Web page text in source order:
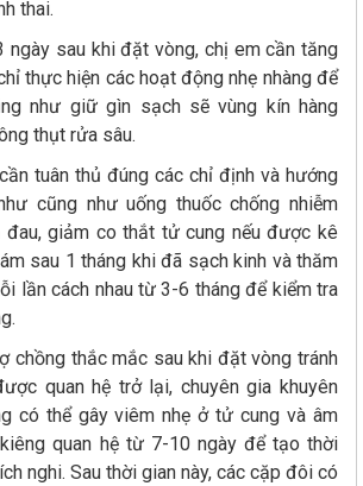
thai.
ngày sau khi đặt vòng, chị em cần tăng
thực hiện các hoạt động nhẹ nhàng để
như giữ gìn sạch sẽ vùng kín hàng
thụt rửa sâu.
tuân thủ đúng các chỉ định và hướng
cũng như uống thuốc chống nhiễm
đau, giảm co thắt tử cung nếu được kê
sau 1 tháng khi đã sạch kinh và thăm
lần cách nhau từ 3-6 tháng để kiểm tra
chồng thắc mắc sau khi đặt vòng tránh
quan hệ trở lại, chuyên gia khuyên
có thể gây viêm nhẹ ở tử cung và âm
quan hệ từ 7-10 ngày để tạo thời
nghi. Sau thời gian này, các cặp đôi có